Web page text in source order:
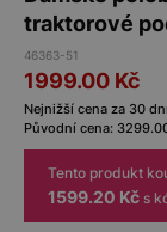
traktorové
46363-51
1999.00 Kč
Nejnižší cena za 30
Původní cena:
Tento produkt
1599.20 Kč s